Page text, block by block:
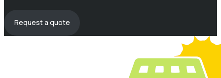
Request a quote